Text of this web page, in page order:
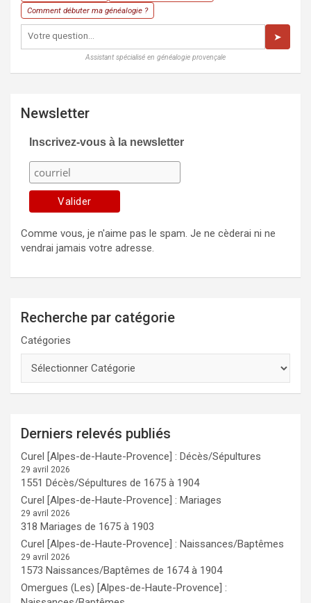
Comment débuter ma généalogie ?
➤
Assistant spécialisé en généalogie provençale
Newsletter
Inscrivez-vous à la newsletter
Comme vous, je n'aime pas le spam. Je ne cèderai ni ne
vendrai jamais votre adresse.
Recherche par catégorie
Catégories
Derniers relevés publiés
Curel [Alpes-de-Haute-Provence] : Décès/Sépultures
29 avril 2026
1551 Décès/Sépultures de 1675 à 1904
Curel [Alpes-de-Haute-Provence] : Mariages
29 avril 2026
318 Mariages de 1675 à 1903
Curel [Alpes-de-Haute-Provence] : Naissances/Baptêmes
29 avril 2026
1573 Naissances/Baptêmes de 1674 à 1904
Omergues (Les) [Alpes-de-Haute-Provence] :